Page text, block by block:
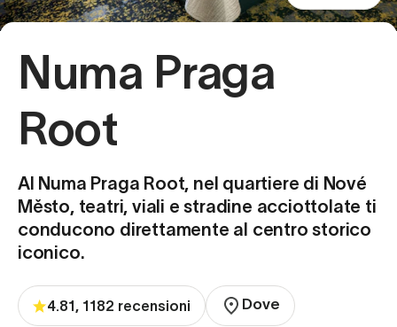
Numa Praga
Root
Al Numa Praga Root, nel quartiere di Nové
Město, teatri, viali e stradine acciottolate ti
conducono direttamente al centro storico
iconico.
4.81, 1182 recensioni Dove